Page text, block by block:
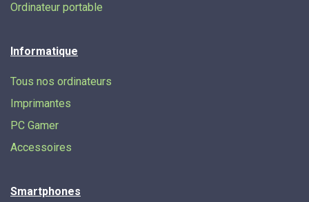
Ordinateur portable
Informatique
Tous nos ordinateurs
Imprimantes
PC Gamer
Accessoires
Smartphones